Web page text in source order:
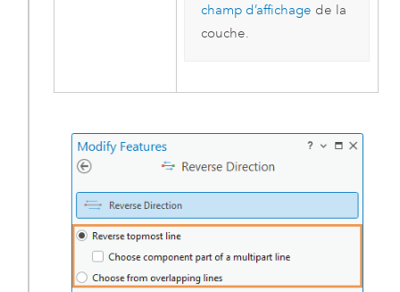
champ d’affichage de la
couche.